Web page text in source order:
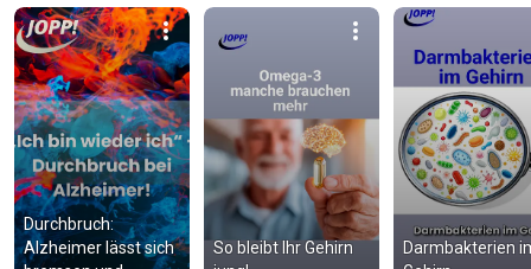
Durchbruch:
Alzheimer lässt sich
So bleibt Ihr Gehirn
Darmbakterien